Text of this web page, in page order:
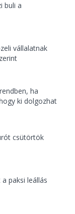
buli a
vállalatnak
ha
ki dolgozhat
csütörtök
paksi leállás